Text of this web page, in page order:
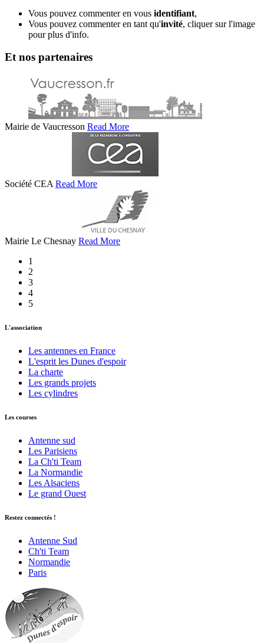
Vous pouvez commenter en vous identifiant,
Vous pouvez commenter en tant qu'invité, cliquer sur l'image
pour plus d'info.
Et nos partenaires
Mairie de Vaucresson Read More
Société CEA Read More
Mairie Le Chesnay Read More
1
2
3
4
5
L'association
Les antennes en France
L'esprit les Dunes d'espoir
La charte
Les grands projets
Les cylindres
Les courses
Antenne sud
Les Parisiens
La Ch'ti Team
La Normandie
Les Alsaciens
Le grand Ouest
Restez connectés !
Antenne Sud
Ch'ti Team
Normandie
Paris